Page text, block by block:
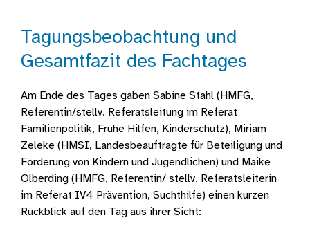
Tagungsbeobachtung und
Gesamtfazit des Fachtages
Am Ende des Tages gaben Sabine Stahl (HMFG,
Referentin/stellv. Referatsleitung im Referat
Familienpolitik, Frühe Hilfen, Kinderschutz), Miriam
Zeleke (HMSI, Landesbeauftragte für Beteiligung und
Förderung von Kindern und Jugendlichen) und Maike
Olberding (HMFG, Referentin/ stellv. Referatsleiterin
im Referat IV4 Prävention, Suchthilfe) einen kurzen
Rückblick auf den Tag aus ihrer Sicht: